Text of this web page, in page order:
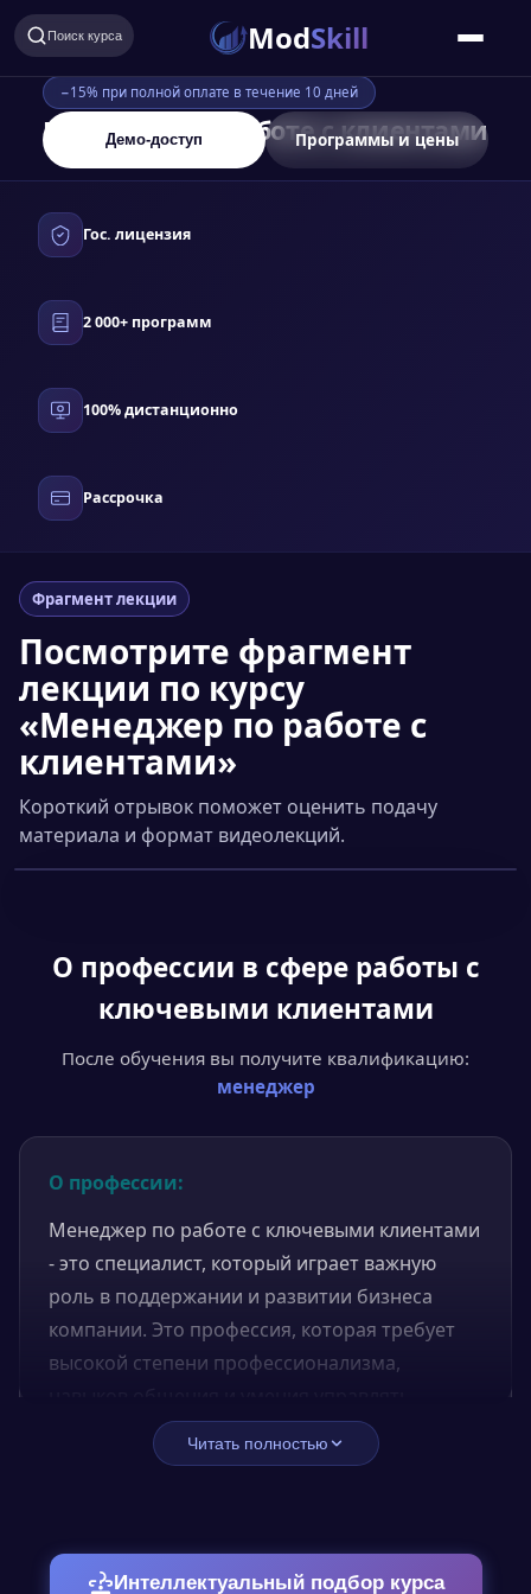
ModSkill
Поиск курса
−15% при полной оплате в течение 10 дней
Менеджер по работе с клиентами
Демо-доступ Программы и цены
Гос. лицензия
2 000+ программ
100% дистанционно
Рассрочка
Фрагмент лекции
Посмотрите фрагмент
лекции по курсу
«Менеджер по работе с
клиентами»
Короткий отрывок поможет оценить подачу
материала и формат видеолекций.
О профессии в сфере работы с
ключевыми клиентами
После обучения вы получите квалификацию:
менеджер
О профессии:
Менеджер по работе с ключевыми клиентами
- это специалист, который играет важную
роль в поддержании и развитии бизнеса
компании. Это профессия, которая требует
высокой степени профессионализма,
отношениями. Менеджер по работе с
ключевыми клиентами управляет
поддерживать долгосрочные отношения и
Читать полностью
Интеллектуальный подбор курса